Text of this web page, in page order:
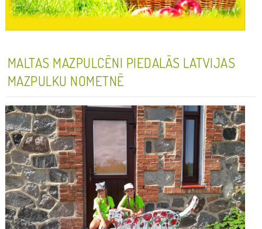
MALTAS MAZPULCĒNI PIEDALĀS LATVIJAS
MAZPULKU NOMETNĒ